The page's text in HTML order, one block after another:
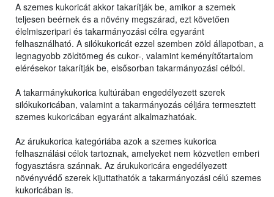
A szemes kukoricát akkor takarítják be, amikor a szemek
teljesen beérnek és a növény megszárad, ezt követően
élelmiszeripari és takarmányozási célra egyaránt
felhasználható. A silókukoricát ezzel szemben zöld állapotban, a
legnagyobb zöldtömeg és cukor-, valamint keményítőtartalom
elérésekor takarítják be, elsősorban takarmányozási célból.
A takarmánykukorica kultúrában engedélyezett szerek
silókukoricában, valamint a takarmányozás céljára termesztett
szemes kukoricában egyaránt alkalmazhatóak.
Az árukukorica kategóriába azok a szemes kukorica
felhasználási célok tartoznak, amelyeket nem közvetlen emberi
fogyasztásra szánnak. Az árukukoricára engedélyezett
növényvédő szerek kijuttathatók a takarmányozási célú szemes
kukoricában is.